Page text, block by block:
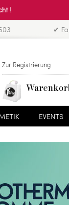
!
✔
Zur Registrierung
EVENTS